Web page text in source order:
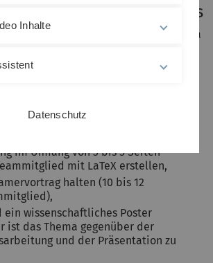
Bestehen des Seminars
ist ein gegebenes Thema
bearbeiten.
ihres Themas mit LaTeX
im Umfang von 3 bis 5 Seiten
mit LaTeX erstellen,
halten (10 bis 12
wissenschaftliches Poster
ist das Thema gegenüber der
und der Präsentation zu
Inhalte
Datenschutz